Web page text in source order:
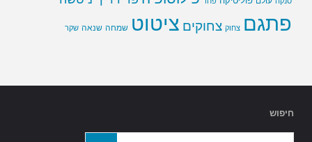
פתגם צחוק צחוקים ציטוט שמחה שנאה שקר
חיפוש